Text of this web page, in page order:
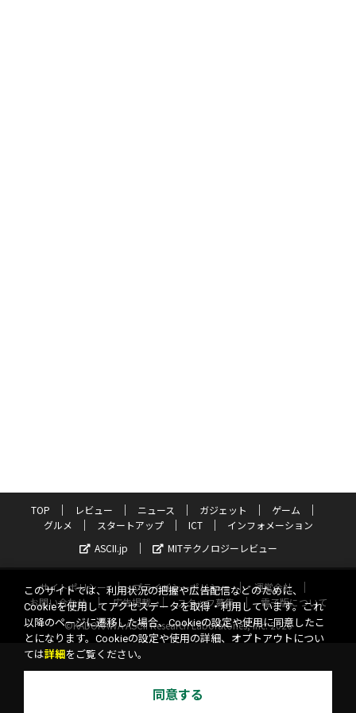
TOP レビュー ニュース ガジェット
ゲーム
グルメ
スタートアップ ICT
インフォメーション
ASCII.jp
MITテクノロジーレビュー
サイトポリシー プライバシーポリシー
運営会社
お問い合わせ
広告掲載 スタッフ募集
電子版について
©KADOKAWA ASCII Research Laboratories, Inc. 2026
このサイトでは、利用状況の把握や広告配信などのために、
Cookieを使用してアクセスデータを取得・利用しています。これ
以降のページに遷移した場合、Cookieの設定や使用に同意したこ
とになります。Cookieの設定や使用の詳細、オプトアウトについ
ては詳細 をご覧ください。
同意する